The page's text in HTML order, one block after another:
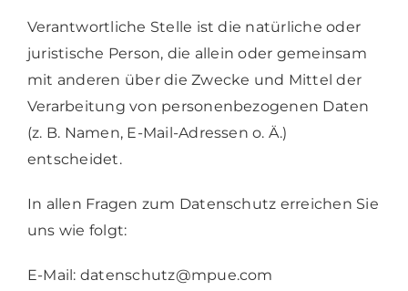
Verantwortliche Stelle ist die natürliche oder
juristische Person, die allein oder gemeinsam
mit anderen über die Zwecke und Mittel der
Verarbeitung von personenbezogenen Daten
(z. B. Namen, E-Mail-Adressen o. Ä.)
entscheidet.
In allen Fragen zum Datenschutz erreichen Sie
uns wie folgt:
E-Mail: datenschutz@mpue.com